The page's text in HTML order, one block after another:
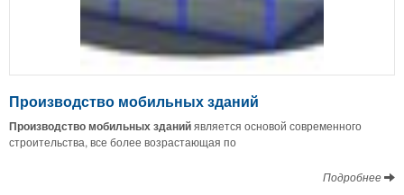
Производство мобильных зданий
Производство мобильных зданийявляется основой современного
строительства, все более возрастающая по
Подробнее